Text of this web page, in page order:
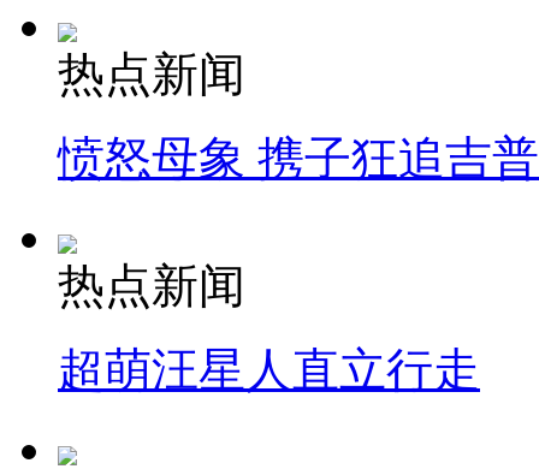
热点新闻
愤怒母象 携子狂追吉
热点新闻
超萌汪星人直立行走